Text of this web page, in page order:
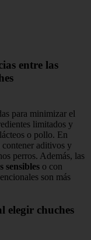
entre las
para minimizar el
limitados y
o pollo. En
contener aditivos y
perros. Además, las
sensibles o con
son más
elegir chuches